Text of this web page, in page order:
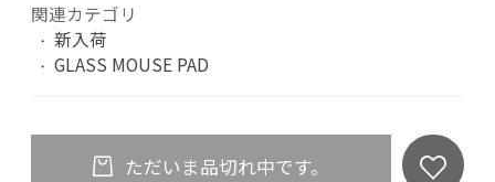
関連カテゴリ
新入荷
GLASS MOUSE PAD
ただいま品切れ中です。